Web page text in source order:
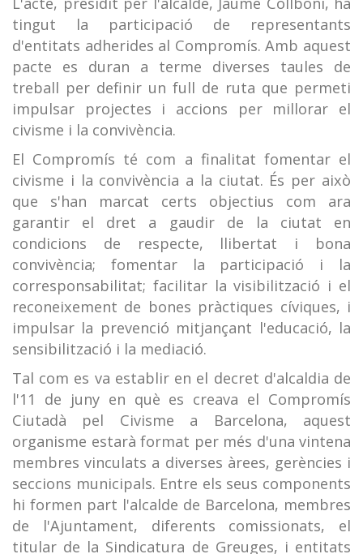
tingut la participació de representants
d'entitats adherides al Compromís. Amb aquest
pacte es duran a terme diverses taules de
treball per definir un full de ruta que permeti
impulsar projectes i accions per millorar el
civisme i la convivència.
El Compromís té com a finalitat fomentar el
civisme i la convivència a la ciutat. És per això
que s'han marcat certs objectius com ara
garantir el dret a gaudir de la ciutat en
condicions de respecte, llibertat i bona
convivència; fomentar la participació i la
corresponsabilitat; facilitar la visibilització i el
reconeixement de bones pràctiques cíviques, i
impulsar la prevenció mitjançant l'educació, la
sensibilització i la mediació.
Tal com es va establir en el decret d'alcaldia de
l'11 de juny en què es creava el Compromís
Ciutadà pel Civisme a Barcelona, aquest
organisme estarà format per més d'una vintena
membres vinculats a diverses àrees, gerències i
seccions municipals. Entre els seus components
hi formen part l'alcalde de Barcelona, membres
de l'Ajuntament, diferents comissionats, el
titular de la Sindicatura de Greuges, i entitats